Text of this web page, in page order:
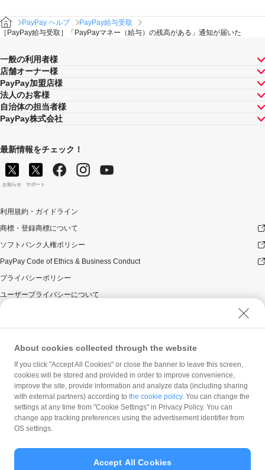
PayPay ヘルプ
PayPay給与受取
［PayPay給与受取］「PayPayマネー（給与）の残高がある」通知が届いた
一般の利用者様
店舗オーナー様
PayPay加盟店様
法人のお客様
自治体の担当者様
PayPay株式会社
最新情報をチェック！
お知らせ サポート
利用規約・ガイドライン
商標・登録商標について
ソフトバンク人権ポリシー
PayPay Code of Ethics & Business Conduct
プライバシーポリシー
ユーザープライバシーについて
ウェブサイト利用規約
反社会的勢力に対する方針
勧誘方針
マネロン等基本方針
カスタマーハラスメントに関する当社の考え方
About cookies collected through the website
If you click "Accept All Cookies" or close the banner to leave this screen,
cookies will be stored and provided in order to improve convenience,
improve the site, provide information and analyze data (including sharing
with external partners) according to the cookie policy. You can change the
settings at any time from "Cookie Settings" in Privacy Policy. You can
change app tracking preferences using the advertisement identifier from
OS settings.
Accept All Cookies